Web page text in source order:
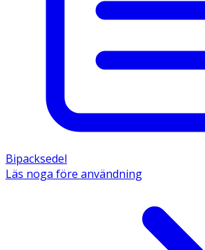
Bipacksedel
Läs noga före användning